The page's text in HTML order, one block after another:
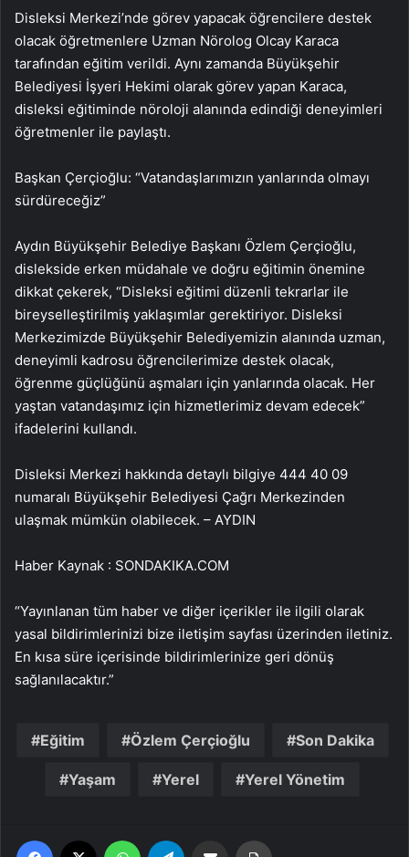
Disleksi Merkezi’nde görev yapacak öğrencilere destek
olacak öğretmenlere Uzman Nörolog Olcay Karaca
tarafından eğitim verildi. Aynı zamanda Büyükşehir
Belediyesi İşyeri Hekimi olarak görev yapan Karaca,
disleksi eğitiminde nöroloji alanında edindiği deneyimleri
öğretmenler ile paylaştı.
Başkan Çerçioğlu: “Vatandaşlarımızın yanlarında olmayı
sürdüreceğiz”
Aydın Büyükşehir Belediye Başkanı Özlem Çerçioğlu,
dislekside erken müdahale ve doğru eğitimin önemine
dikkat çekerek, “Disleksi eğitimi düzenli tekrarlar ile
bireyselleştirilmiş yaklaşımlar gerektiriyor. Disleksi
Merkezimizde Büyükşehir Belediyemizin alanında uzman,
deneyimli kadrosu öğrencilerimize destek olacak,
öğrenme güçlüğünü aşmaları için yanlarında olacak. Her
yaştan vatandaşımız için hizmetlerimiz devam edecek”
ifadelerini kullandı.
Disleksi Merkezi hakkında detaylı bilgiye 444 40 09
numaralı Büyükşehir Belediyesi Çağrı Merkezinden
ulaşmak mümkün olabilecek. – AYDIN
Haber Kaynak : SONDAKIKA.COM
“Yayınlanan tüm haber ve diğer içerikler ile ilgili olarak
yasal bildirimlerinizi bize iletişim sayfası üzerinden iletiniz.
En kısa süre içerisinde bildirimlerinize geri dönüş
sağlanılacaktır.”
Eğitim Özlem Çerçioğlu Son Dakika
Yaşam Yerel Yerel Yönetim
Facebook WhatsApp Email'den paylaş